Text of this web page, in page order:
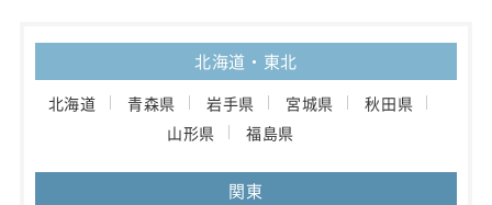
北海道・東北
北海道 青森県 岩手県 宮城県
秋田県
山形県
福島県
関東